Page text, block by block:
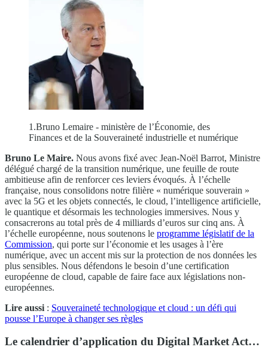
1.Bruno Lemaire - ministère de l’Économie, des
Finances et de la Souveraineté industrielle et numérique
Bruno Le Maire. Nous avons fixé avec Jean-Noël Barrot, Ministre
délégué chargé de la transition numérique, une feuille de route
ambitieuse afin de renforcer ces leviers évoqués. À l’échelle
française, nous consolidons notre filière « numérique souverain »
avec la 5G et les objets connectés, le cloud, l’intelligence artificielle,
le quantique et désormais les technologies immersives. Nous y
consacrerons au total près de 4 milliards d’euros sur cinq ans. À
l’échelle européenne, nous soutenons le programme législatif de la
Commission, qui porte sur l’économie et les usages à l’ère
numérique, avec un accent mis sur la protection de nos données les
plus sensibles. Nous défendons le besoin d’une certification
européenne de cloud, capable de faire face aux législations non-
européennes.
Lire aussi : Souveraineté technologique et cloud : un défi qui
pousse l’Europe à changer ses règles
Le calendrier d’application du Digital Market Act…